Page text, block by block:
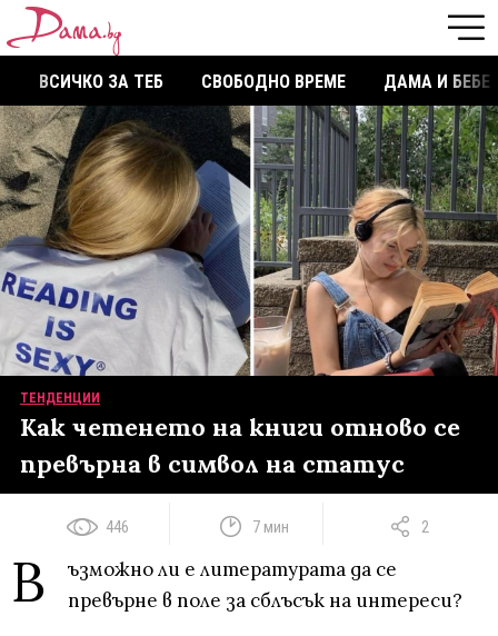
ВСИЧКО ЗА ТЕБ СВОБОДНО ВРЕМЕ ДАМА И БЕБЕ
ТЕНДЕНЦИИ
Как четенето на книги отново се
превърна в символ на статус
446 7 мин 2
В
ъзможно ли е литературата да се
превърне в поле за сблъсък на интереси?